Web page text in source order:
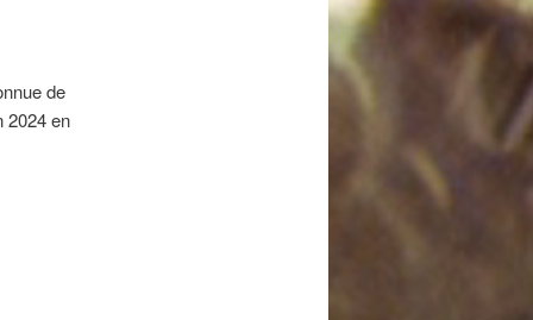
de
2024 en